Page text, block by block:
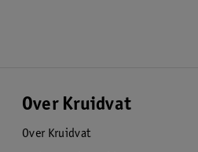
Over Kruidvat
Over Kruidvat